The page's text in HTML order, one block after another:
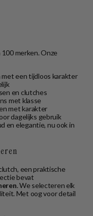
merken. Onze
een tijdloos karakter
en clutches
met klasse
met karakter
dagelijks gebruik
en elegantie, nu ook in
een praktische
bevat
. We selecteren elk
Met oog voor detail